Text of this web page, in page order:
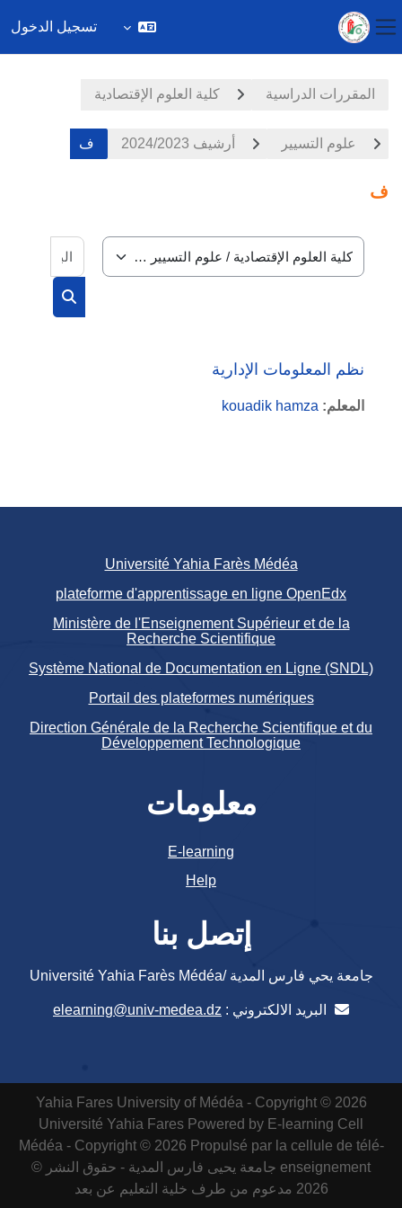
واجهة جانبية
تسجيل الدخول
المقررات الدراسية كلية العلوم الإقتصادية
علوم التسيير أرشيف 2024/2023 ف
ف
تصنيفات المقررات
نظم المعلومات الإدارية
المعلم: kouadik hamza
Université Yahia Farès Médéa
plateforme d'apprentissage en ligne OpenEdx
Ministère de l'Enseignement Supérieur et de la
Recherche Scientifique
Système National de Documentation en Ligne (SNDL)
Portail des plateformes numériques
Direction Générale de la Recherche Scientifique et du
Développement Technologique
معلومات
E-learning
Help
إتصل بنا
جامعة يحي فارس المدية /Université Yahia Farès Médéa
البريد الالكتروني : elearning@univ-medea.dz
Yahia Fares University of Médéa - Copyright © 2026
Powered by E-learning Cell
Université Yahia Fares
Médéa - Copyright © 2026 Propulsé par la cellule de télé-
enseignement جامعة يحيى فارس المدية - حقوق النشر ©
2026 مدعوم من طرف خلية التعليم عن بعد